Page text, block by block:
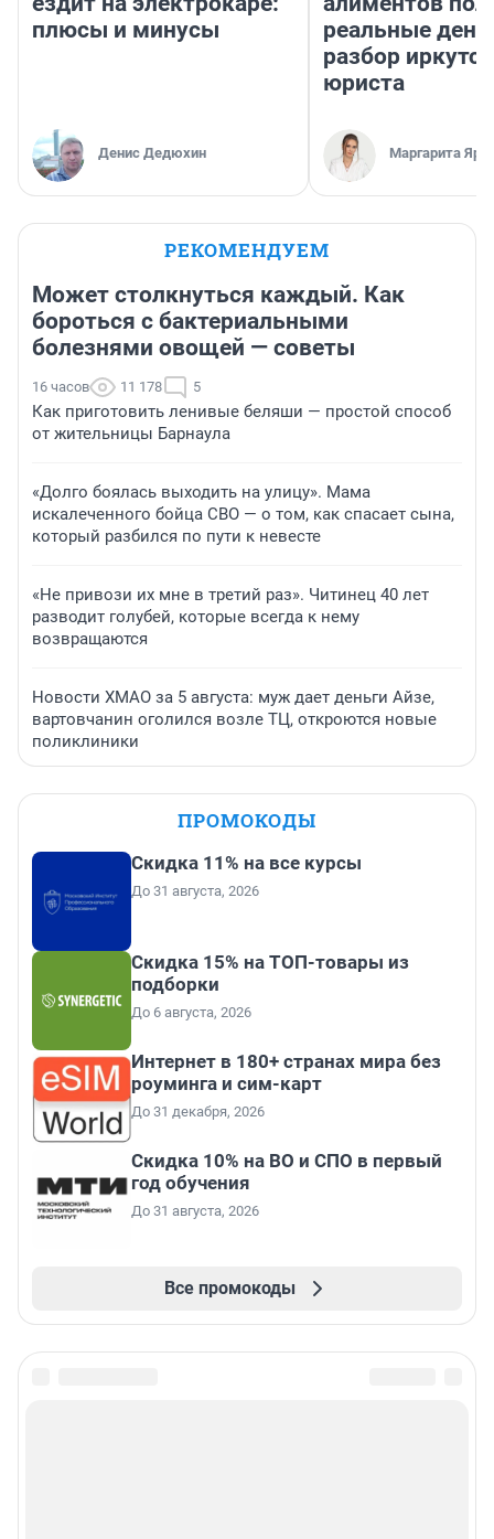
плюсы и минусы
Денис Дедюхин
реальные
разбор
юриста
Маргарита
РЕКОМЕНДУЕМ
Может столкнуться каждый. Как
бороться с бактериальными
болезнями овощей — советы
16 часов 11 178 5
Как приготовить ленивые беляши — простой способ
от жительницы Барнаула
«Долго боялась выходить на улицу». Мама
искалеченного бойца СВО — о том, как спасает сына,
который разбился по пути к невесте
«Не привози их мне в третий раз». Читинец 40 лет
разводит голубей, которые всегда к нему
возвращаются
Новости ХМАО за 5 августа: муж дает деньги Айзе,
вартовчанин оголился возле ТЦ, откроются новые
поликлиники
ПРОМОКОДЫ
Скидка 11% на все курсы
До 31 августа, 2026
Скидка 15% на ТОП-товары из
подборки
До 6 августа, 2026
Интернет в 180+ странах мира без
роуминга и сим-карт
До 31 декабря, 2026
Скидка 10% на ВО и СПО в первый
год обучения
До 31 августа, 2026
Все промокоды